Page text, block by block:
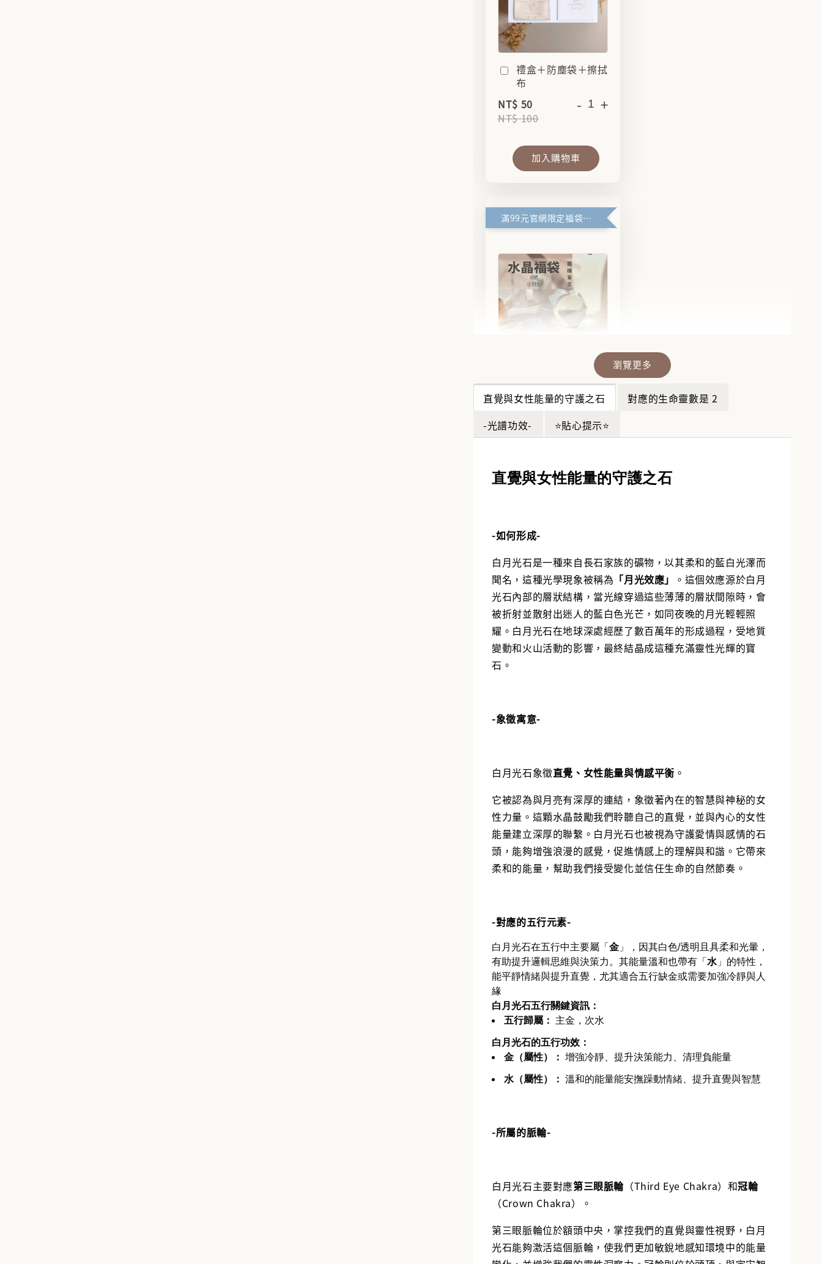
禮盒＋防塵袋＋擦拭
布
NT$ 50
NT$ 100
- +
加入購物車
滿99元官網限定福袋優惠
搶來的福袋沒中獎？
水晶福袋幫你翻盤💎
能量UP💎
NT$ 388
- +
瀏覽更多
直覺與女性能量的守護之石
對應的生命靈數是 2
-光譜功效-
⭐貼心提示⭐
直覺與女性能量的守護之石
-如何形成-
白月光石是一種來自長石家族的礦物，以其柔和的藍白光澤而
聞名，這種光學現象被稱為 「月光效應」
。這個效應源於白月
光石內部的層狀結構，當光線穿過這些薄薄的層狀間隙時，會
被折射並散射出迷人的藍白色光芒，如同夜晚的月光輕輕照
耀。白月光石在地球深處經歷了數百萬年的形成過程，受地質
變動和火山活動的影響，最終結晶成這種充滿靈性光輝的寶
石。
-象徵寓意-
白月光石象徵直覺、女性能量與情感平衡 。
它被認為與月亮有深厚的連結，象徵著內在的智慧與神秘的女
性力量。這顆水晶鼓勵我們聆聽自己的直覺，並與內心的女性
能量建立深厚的聯繫。白月光石也被視為守護愛情與感情的石
頭，能夠增強浪漫的感覺，促進情感上的理解與和諧。它帶來
柔和的能量，幫助我們接受變化並信任生命的自然節奏。
-對應的五行元素-
白月光石在五行中主要屬「金 」，因其白色/透明且具柔和光暈，
有助提升邏輯思維與決策力。其能量溫和也帶有「 水 」的特性，
能平靜情緒與提升直覺，尤其適合五行缺金或需要加強冷靜與人
緣
白月光石五行關鍵資訊：
五行歸屬：
主金，次水
白月光石的五行功效：
金（屬性）： 增強冷靜、提升決策能力、清理負能量
水（屬性）： 溫和的能量能安撫躁動情緒、提升直覺與智慧
-所屬的脈輪-
白月光石主要對應第三眼脈輪 （Third Eye Chakra）和冠輪
（Crown Chakra）
。
第三眼脈輪位於額頭中央，掌控我們的直覺與靈性視野，白月
光石能夠激活這個脈輪，使我們更加敏銳地感知環境中的能量